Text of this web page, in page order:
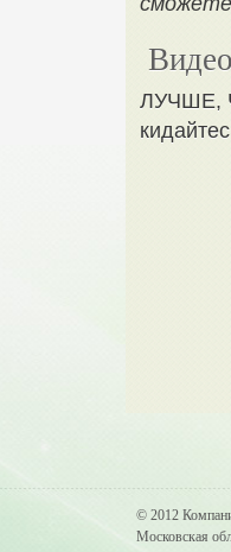
ЛУЧШЕ,
© 2012
Московская